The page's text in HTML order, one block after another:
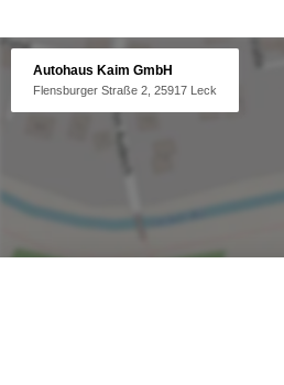
Autohaus Kaim GmbH
Flensburger Straße 2, 25917 Leck